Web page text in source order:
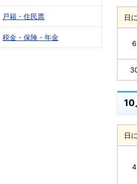
日
6
10
日
4
戸籍・住民票
税金・保険・年金